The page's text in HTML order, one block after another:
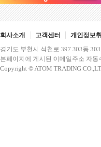
회사소개 고객센터 개인정보
경기도 부천시 석천로 397 303동
본페이지에 게시된 이메일주소 자
Copyright © ATOM TRADING